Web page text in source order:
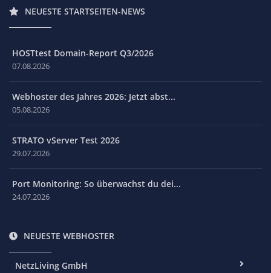
NEUESTE STARTSEITEN-NEWS
HOSTtest Domain-Report Q3/2026
07.08.2026
Webhoster des Jahres 2026: Jetzt abst...
05.08.2026
STRATO vServer Test 2026
29.07.2026
Port Monitoring: So überwachst du dei...
24.07.2026
NEUESTE WEBHOSTER
NetzLiving GmbH